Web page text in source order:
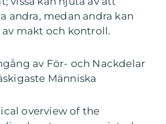
andra, medan andra kan
makt och kontroll.
av För- och Nackdelar
Människa
overview of the